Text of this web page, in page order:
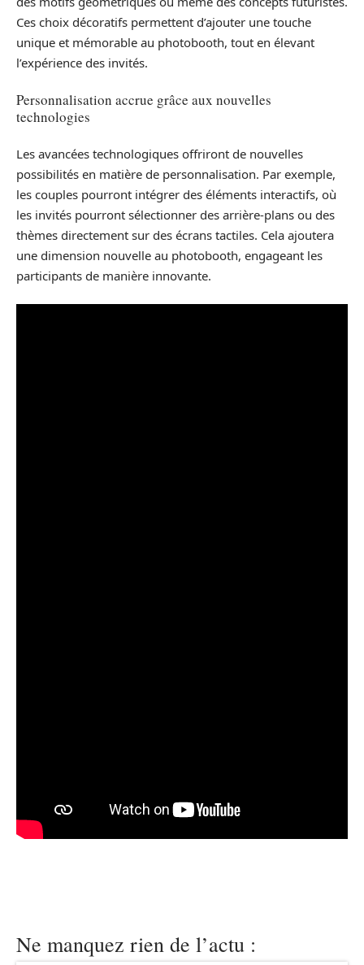
Ces choix décoratifs permettent d’ajouter une touche
unique et mémorable au photobooth, tout en élevant
l’expérience des invités.
Personnalisation accrue grâce aux nouvelles
technologies
Les avancées technologiques offriront de nouvelles
possibilités en matière de personnalisation. Par exemple,
les couples pourront intégrer des éléments interactifs, où
les invités pourront sélectionner des arrière-plans ou des
thèmes directement sur des écrans tactiles. Cela ajoutera
une dimension nouvelle au photobooth, engageant les
participants de manière innovante.
Ne manquez rien de l’actu :